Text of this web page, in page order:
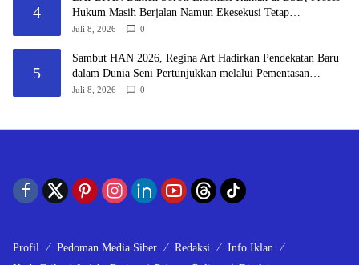
4
Hukum Masih Berjalan Namun Ekesekusi Tetap
Dilaksanakan “Keadilan Tidak Boleh Berhenti Pada
Juli 8, 2026 0
5
Sambut HAN 2026, Regina Art Hadirkan Pendekatan Baru
dalam Dunia Seni Pertunjukkan melalui Pementasan
Fantasy Land
Juli 8, 2026 0
Profil Pedoman Media Siber Redaksi
Info Iklan